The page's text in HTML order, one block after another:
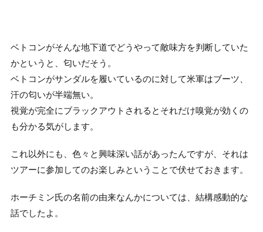
ベトコンがそんな地下道でどうやって敵味方を判断していた
かというと、匂いだそう。
ベトコンがサンダルを履いているのに対して米軍はブーツ、
汗の匂いが半端無い。
視覚が完全にブラックアウトされるとそれだけ嗅覚が効くの
も分かる気がします。
これ以外にも、色々と興味深い話があったんですが、それは
ツアーに参加してのお楽しみということで伏せておきます。
ホーチミン氏の名前の由来なんかについては、結構感動的な
話でしたよ。